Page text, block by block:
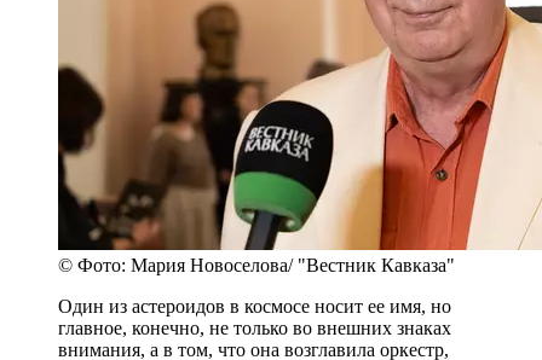
© Фото: Мария Новоселова/ "Вестник Кавказа"
Один из астероидов в космосе носит ее имя, но
главное, конечно, не только во внешних знаках
внимания, а в том, что она возглавила оркестр,